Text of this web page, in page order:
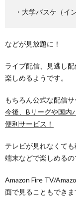
・大学バスケ（イ
などが見放題に！
ライブ配信、見逃し
楽しめるようです。
もちろん公式な配信サ
今後、Bリーグや国内
便利サービス！
テレビが見れなくて
端末などで楽しめるの
Amazon Fire TV/
面で見ることもできま